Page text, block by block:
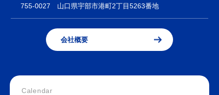
755-0027 山口県宇部市港町2丁目5263番地
会社概要
Calendar